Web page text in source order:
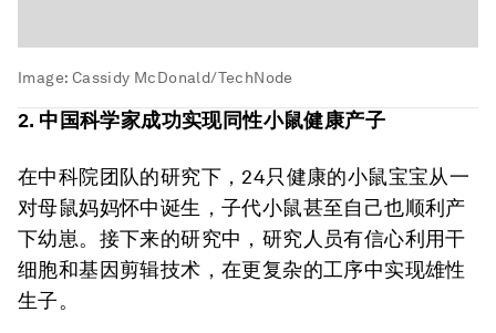
Image: Cassidy McDonald/TechNode
2. 中国科学家成功实现同性小鼠健康产子
在中科院团队的研究下，24只健康的小鼠宝宝从一
对母鼠妈妈怀中诞生，子代小鼠甚至自己也顺利产
下幼崽。接下来的研究中，研究人员有信心利用干
细胞和基因剪辑技术，在更复杂的工序中实现雄性
生子。